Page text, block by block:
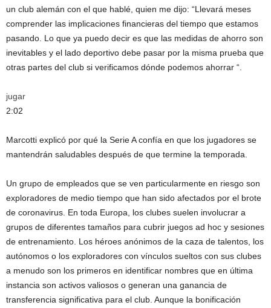
un club alemán con el que hablé, quien me dijo: “Llevará meses
comprender las implicaciones financieras del tiempo que estamos
pasando. Lo que ya puedo decir es que las medidas de ahorro son
inevitables y el lado deportivo debe pasar por la misma prueba que
otras partes del club si verificamos dónde podemos ahorrar “.
jugar
2:02
Marcotti explicó por qué la Serie A confía en que los jugadores se
mantendrán saludables después de que termine la temporada.
Un grupo de empleados que se ven particularmente en riesgo son
exploradores de medio tiempo que han sido afectados por el brote
de coronavirus. En toda Europa, los clubes suelen involucrar a
grupos de diferentes tamaños para cubrir juegos ad hoc y sesiones
de entrenamiento. Los héroes anónimos de la caza de talentos, los
autónomos o los exploradores con vínculos sueltos con sus clubes
a menudo son los primeros en identificar nombres que en última
instancia son activos valiosos o generan una ganancia de
transferencia significativa para el club. Aunque la bonificación